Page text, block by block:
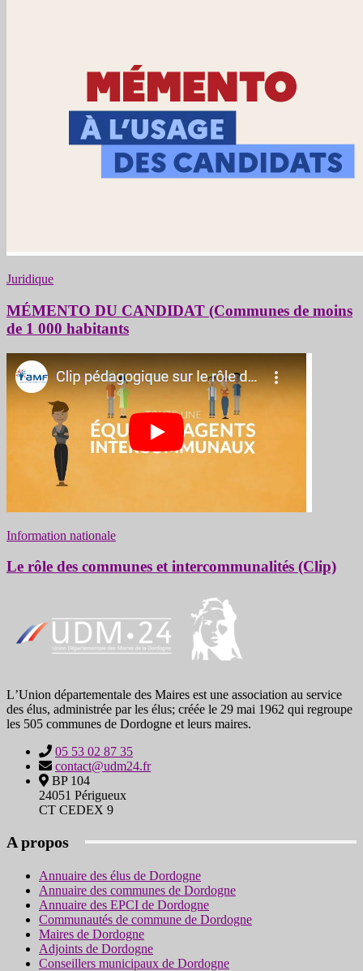
Juridique
MÉMENTO DU CANDIDAT (Communes de moins
de 1 000 habitants
Information nationale
Le rôle des communes et intercommunalités (Clip)
LʼUnion départementale des Maires est une association au service
des élus, administrée par les élus; créée le 29 mai 1962 qui regroupe
les 505 communes de Dordogne et leurs maires.
05 53 02 87 35
contact@udm24.fr
BP 104
24051 Périgueux
CT CEDEX 9
A propos
Annuaire des élus de Dordogne
Annuaire des communes de Dordogne
Annuaire des EPCI de Dordogne
Communautés de commune de Dordogne
Maires de Dordogne
Adjoints de Dordogne
Conseillers municipaux de Dordogne